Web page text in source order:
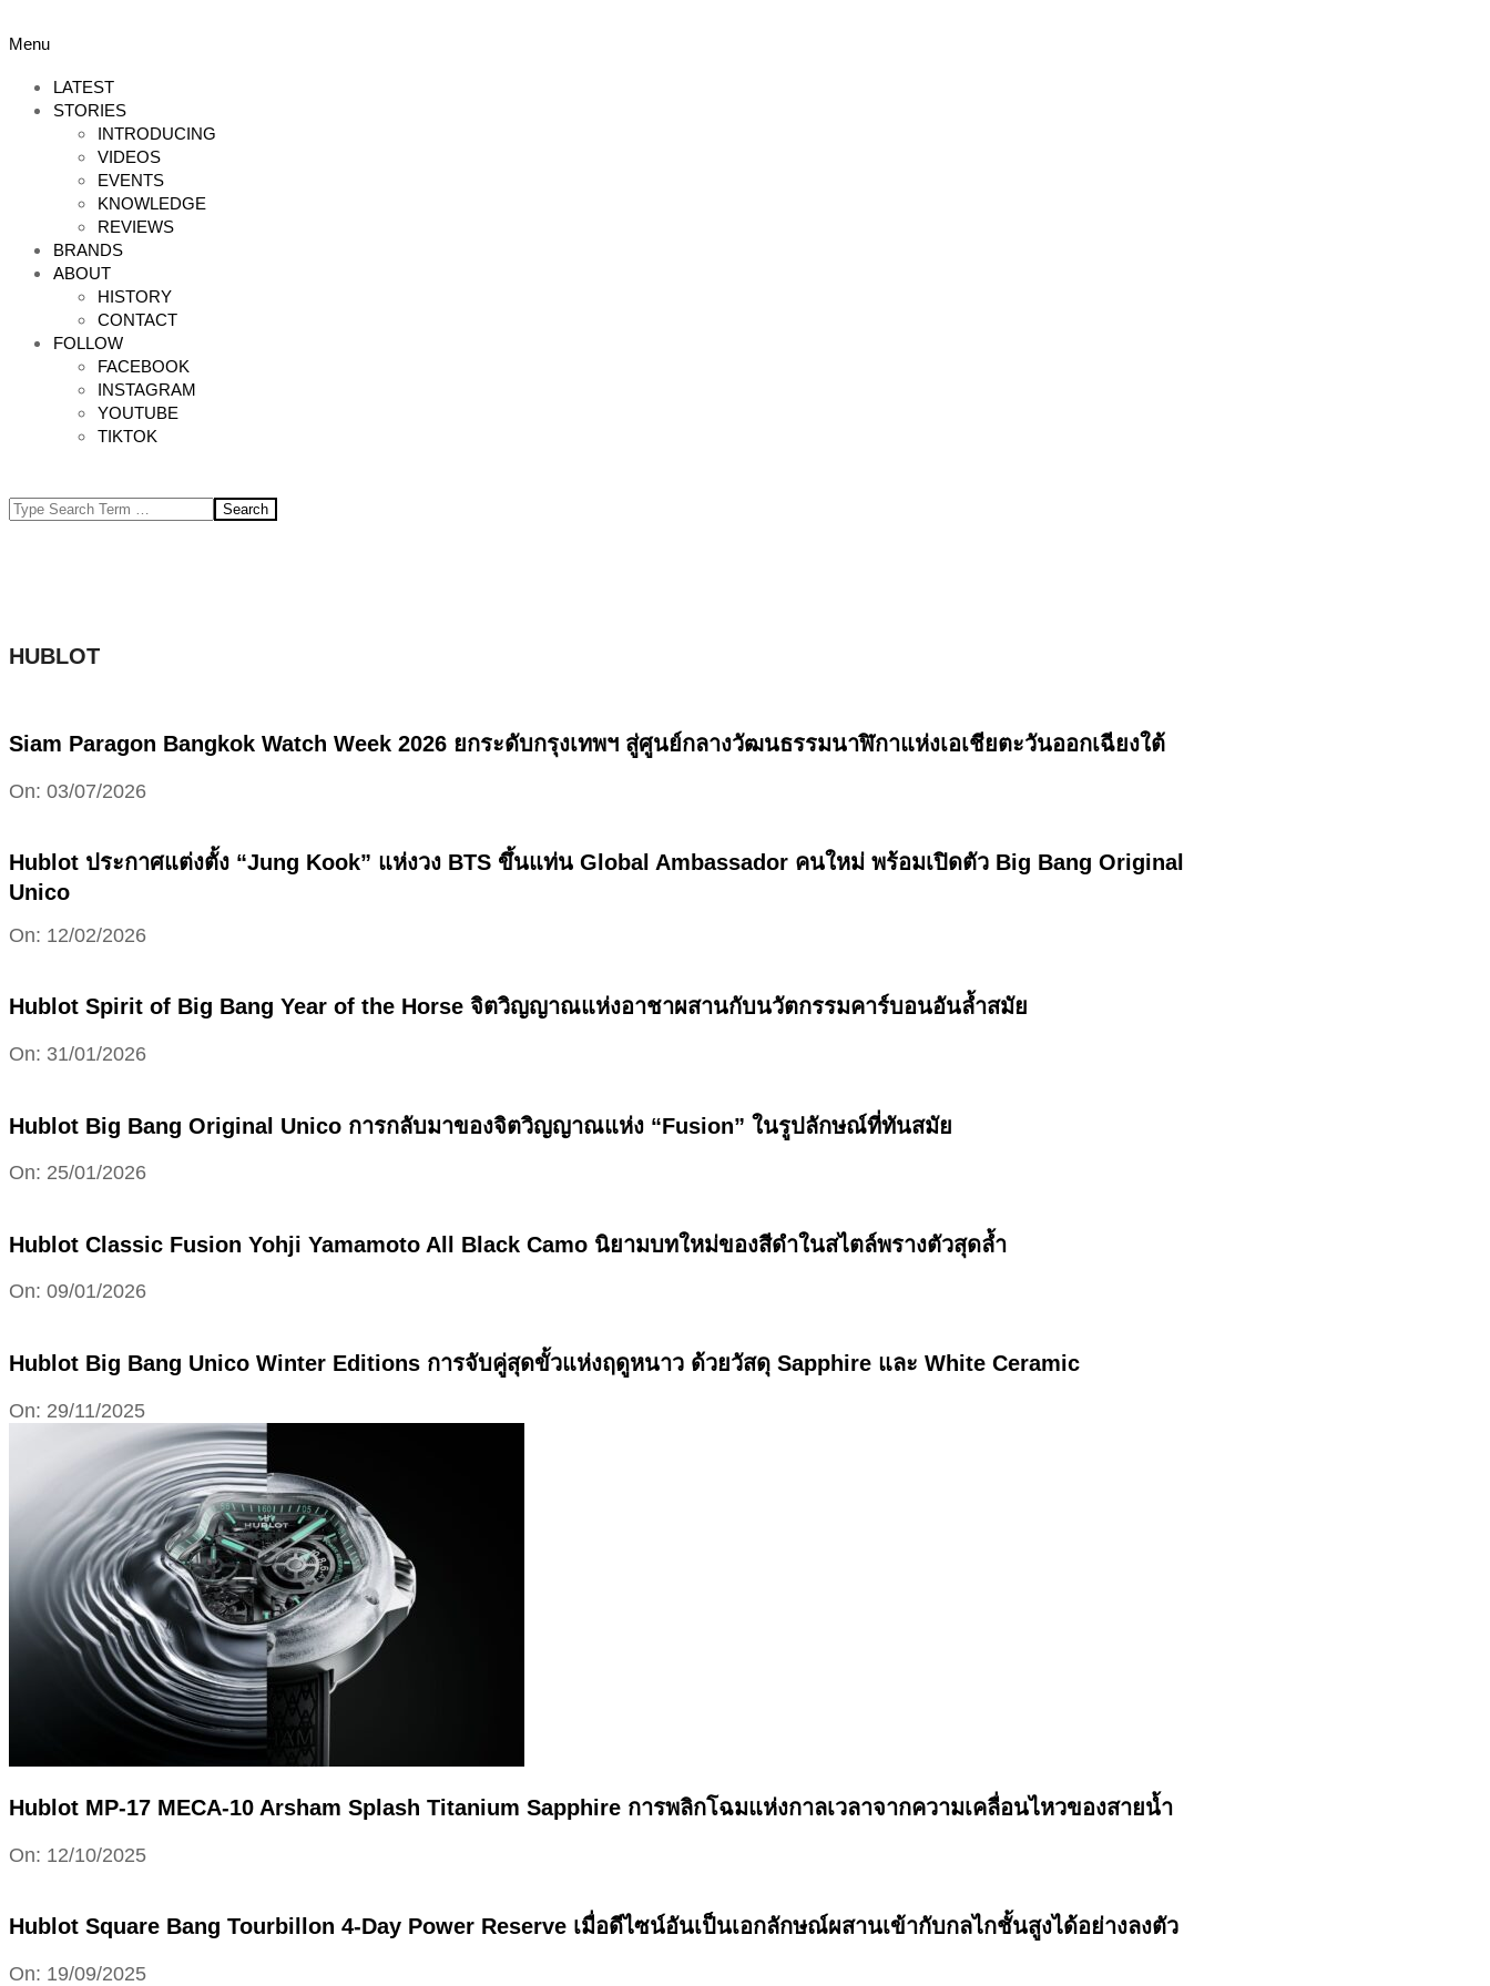
to
Primary
Menu
Menu
LATEST
STORIES
INTRODUCING
VIDEOS
EVENTS
KNOWLEDGE
REVIEWS
BRANDS
ABOUT
HISTORY
CONTACT
FOLLOW
FACEBOOK
INSTAGRAM
YOUTUBE
TIKTOK
Search
HUBLOT
Siam Paragon Bangkok Watch Week 2026 ยกระดับกรุงเทพฯ สู่ศูนย์กลางวัฒนธรรมนาฬิกาแห่งเอเชียตะวันออกเฉียงใต้
2026-
On: 03/07/2026
Hublot ประกาศแต่งตั้ง “Jung Kook” แห่งวง BTS ขึ้นแท่น Global Ambassador คนใหม่ พร้อมเปิดตัว Big Bang Original
Unico
2026-
On: 12/02/2026
Hublot Spirit of Big Bang Year of the Horse จิตวิญญาณแห่งอาชาผสานกับนวัตกรรมคาร์บอนอันล้ำสมัย
2026-
On: 31/01/2026
Hublot Big Bang Original Unico การกลับมาของจิตวิญญาณแห่ง “Fusion” ในรูปลักษณ์ที่ทันสมัย
2026-
On: 25/01/2026
Hublot Classic Fusion Yohji Yamamoto All Black Camo นิยามบทใหม่ของสีดำในสไตล์พรางตัวสุดล้ำ
2026-
On: 09/01/2026
Hublot Big Bang Unico Winter Editions การจับคู่สุดขั้วแห่งฤดูหนาว ด้วยวัสดุ Sapphire และ White Ceramic
2025-
On: 29/11/2025
Hublot MP-17 MECA-10 Arsham Splash Titanium Sapphire การพลิกโฉมแห่งกาลเวลาจากความเคลื่อนไหวของสายน้ำ
2025-
On: 12/10/2025
Hublot Square Bang Tourbillon 4-Day Power Reserve เมื่อดีไซน์อันเป็นเอกลักษณ์ผสานเข้ากับกลไกชั้นสูงได้อย่างลงตัว
2025-
On: 19/09/2025